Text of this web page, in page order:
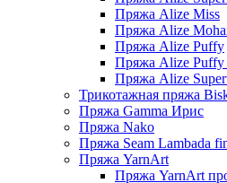
Пряжа Alize Miss
Пряжа Alize
Пряжа Alize Puffy
Пряжа Alize Puffy
Пряжа Alize
Трикотажная пряжа
Пряжа Gamma Ирис
Пряжа Nako
Пряжа Seam Lambada
Пряжа YarnArt
Пряжа YarnArt